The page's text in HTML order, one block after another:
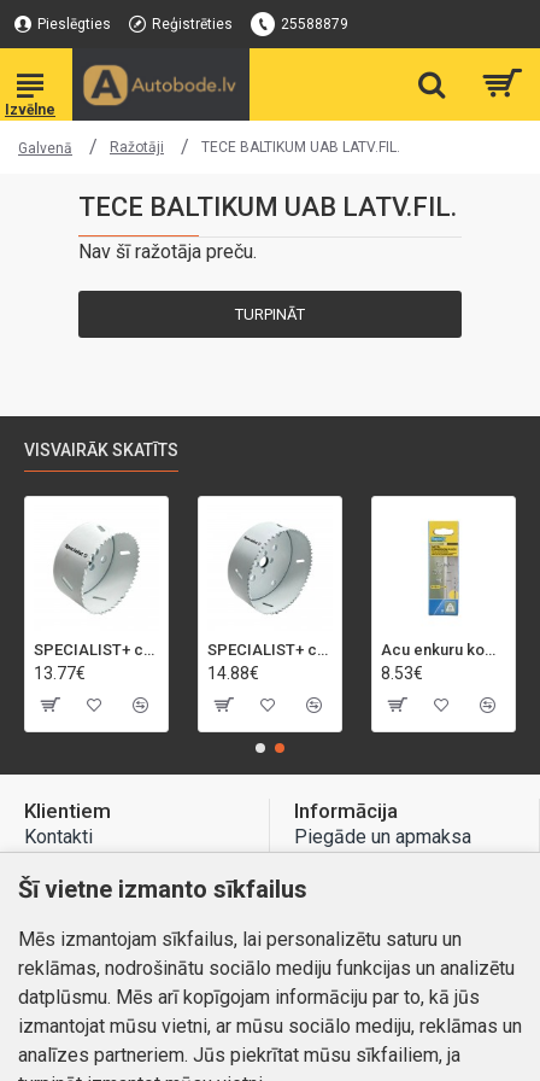
Pieslēgties Reģistrēties 25588879
Galvenā Ražotāji TECE BALTIKUM UAB LATV.FIL.
TECE BALTIKUM UAB LATV.FIL.
Nav šī ražotāja preču.
TURPINĀT
VISVAIRĀK SKATĪTS
SPECIALIST+ caurumu zāģis BI-METAL, 92 mm
13.77€
SPECIALIST+ caurumu zāģis BI-METAL, 98 mm
14.88€
Acu enkuru komplekts, 3-13 mm, Rapid, 12 gab.
8.53€
Klientiem
Kontakti
Preču atgriešana
Mans profils
Pasūtījumi
Informācija
Piegāde un apmaksa
Atteikuma tiesības
Kontakti
Šī vietne izmanto sīkfailus
Mēs izmantojam sīkfailus, lai personalizētu saturu un
reklāmas, nodrošinātu sociālo mediju funkcijas un analizētu
datplūsmu. Mēs arī kopīgojam informāciju par to, kā jūs
izmantojat mūsu vietni, ar mūsu sociālo mediju, reklāmas un
analīzes partneriem. Jūs piekrītat mūsu sīkfailiem, ja